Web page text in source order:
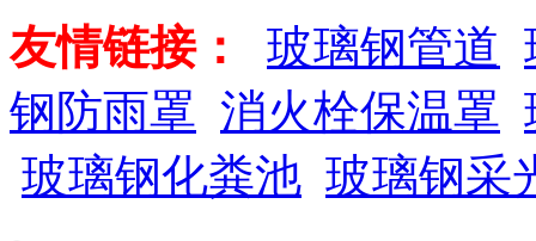
友情链接： 玻璃钢管道
钢防雨罩 消火栓保温罩
玻璃钢化粪池 玻璃钢采